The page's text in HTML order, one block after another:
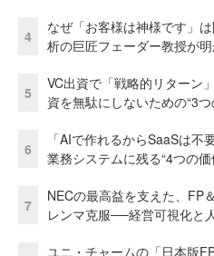
4
なぜ「お客様は神様です」
析の巨匠フェーダー教授が
5
VC出資で「戦略的リターン
資を無駄にしないための“3つ
6
「AIで作れるからSaaSは不
業務システムに残る“4つの価
7
NECの最高益を支えた、FP
レンマ克服──経営可視化と
ユニ・チャームの「日本版